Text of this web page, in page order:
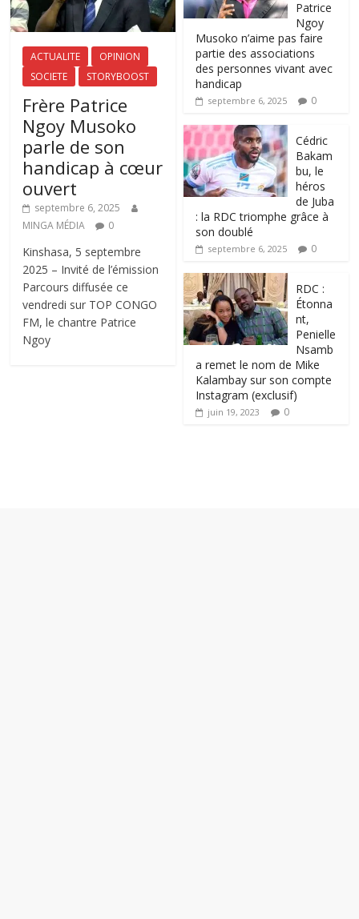
ACTUALITE
OPINION
SOCIETE
STORYBOOST
Frère Patrice
Ngoy Musoko
parle de son
handicap à cœur
ouvert
septembre 6, 2025
MINGA MÉDIA
0
Kinshasa, 5 septembre
2025 – Invité de l’émission
Parcours diffusée ce
vendredi sur TOP CONGO
FM, le chantre Patrice
Ngoy
Patrice
Ngoy
Musoko n’aime pas faire
partie des associations
des personnes vivant avec
handicap
septembre 6, 2025 0
‎Cédric
Bakam
bu, le
héros
de Juba
: la RDC triomphe grâce à
son doublé
septembre 6, 2025 0
RDC :
Étonna
nt,
Penielle
Nsamb
a remet le nom de Mike
Kalambay sur son compte
Instagram (exclusif)
juin 19, 2023 0